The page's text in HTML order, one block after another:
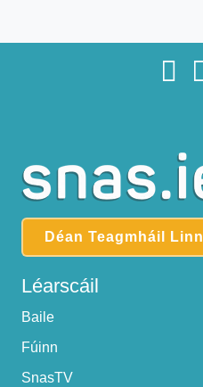
Déan Teagmháil Linn
Léarscáil
Baile
Fúinn
SnasTV